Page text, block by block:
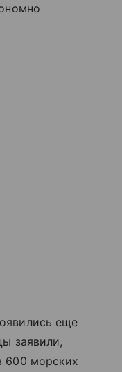
еще
заявили,
600 морских